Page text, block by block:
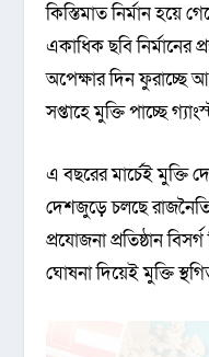
কিস্তিমাত নির্মান হয়ে
একাধিক ছবি নির্মানের
অপেক্ষার দিন ফুরাচ্ছে
সপ্তাহে মুক্তি পাচ্ছে
এ বছরের মার্চেই মুক্তি
দেশজুড়ে চলছে
প্রযোজনা প্রতিষ্ঠান
ঘোষনা দিয়েই মুক্তি